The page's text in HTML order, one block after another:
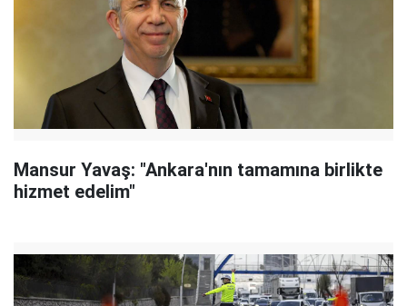
Mansur Yavaş: "Ankara'nın tamamına birlikte
hizmet edelim"